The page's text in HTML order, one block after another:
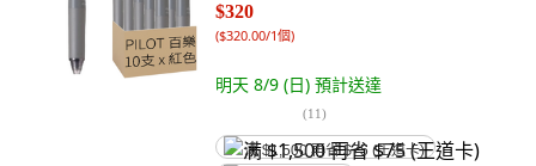
$320
($320.00/1個)
明天 8/9 (日) 預計送達
(11)
满 $1,500 再省 $75 (王道卡)